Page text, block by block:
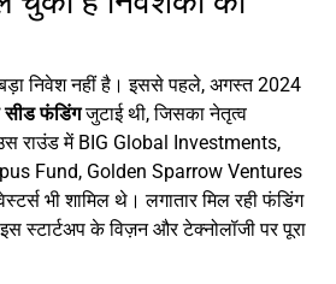
निवेश नहीं है। इससे पहले, अगस्त 2024
सीड फंडिंगजुटाई थी, जिसका नेतृत्व
राउंड में BIG Global Investments,
Fund, Golden Sparrow Ventures
भी शामिल थे। लगातार मिल रही फंडिंग
स्टार्टअप के विज़न और टेक्नोलॉजी पर पूरा